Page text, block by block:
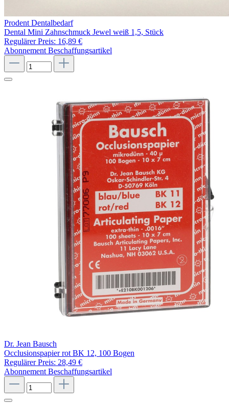
Prodent Dentalbedarf
Dental Mini Zahnschmuck Jewel weiß 1,5, Stück
Regulärer Preis: 16,89 €
Abonnement Beschaffungsartikel
Dr. Jean Bausch
Occlusionspapier rot BK 12, 100 Bogen
Regulärer Preis: 28,49 €
Abonnement Beschaffungsartikel